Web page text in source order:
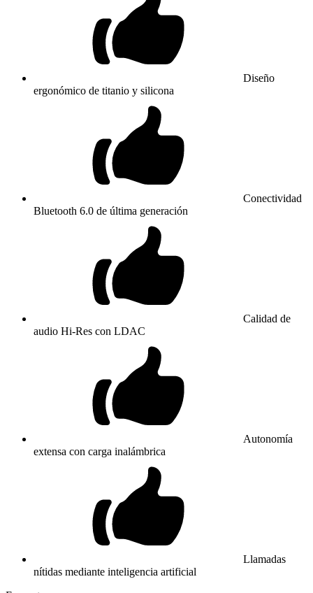
Diseño
ergonómico de titanio y silicona
Conectividad
Bluetooth 6.0 de última generación
Calidad de
audio Hi-Res con LDAC
Autonomía
extensa con carga inalámbrica
Llamadas
nítidas mediante inteligencia artificial